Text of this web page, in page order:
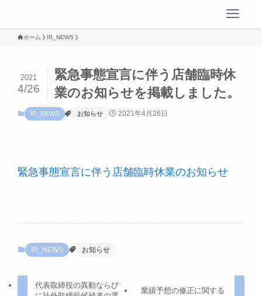
ホーム IR_NEWS
緊急事態宣言に伴う店舗臨時休
業のお知らせを掲載しました。
2021
4/26
IR_NEWS お知らせ 2021年4月26日
緊急事態宣言に伴う店舗臨時休業のお知らせ
IR_NEWS お知らせ
代表取締役の異動ならび
業績予想の修正に関する